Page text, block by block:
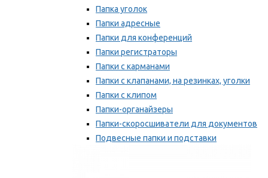
Папка уголок
Папки адресные
Папки для конференций
Папки регистраторы
Папки с карманами
Папки с клапанами, на резинках, уголки
Папки с клипом
Папки-органайзеры
Папки-скоросшиватели для документов
Подвесные папки и подставки